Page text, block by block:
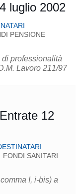
luglio 2002
PENSIONE
professionalità
Lavoro 211/97
12
FONDI SANITARI
I, i-bis) a